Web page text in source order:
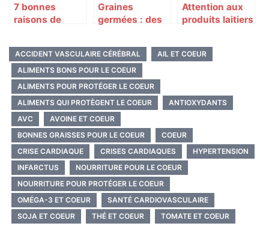
7 bonnes
raisons de
l’avocat
Graines
germées : des
incroyables
pour la santé
Attention aux
produits laitiers
ACCIDENT VASCULAIRE CÉRÉBRAL
AIL ET COEUR
ALIMENTS BONS POUR LE COEUR
ALIMENTS POUR PROTÉGER LE COEUR
ALIMENTS QUI PROTÈGENT LE COEUR
ANTIOXYDANTS
AVC
AVOINE ET COEUR
BONNES GRAISSES POUR LE COEUR
COEUR
CRISE CARDIAQUE
CRISES CARDIAQUES
HYPERTENSION
INFARCTUS
NOURRITURE POUR LE COEUR
NOURRITURE POUR PROTÉGER LE COEUR
OMÉGA-3 ET COEUR
SANTÉ CARDIOVASCULAIRE
SOJA ET COEUR
THÉ ET COEUR TOMATE ET COEUR